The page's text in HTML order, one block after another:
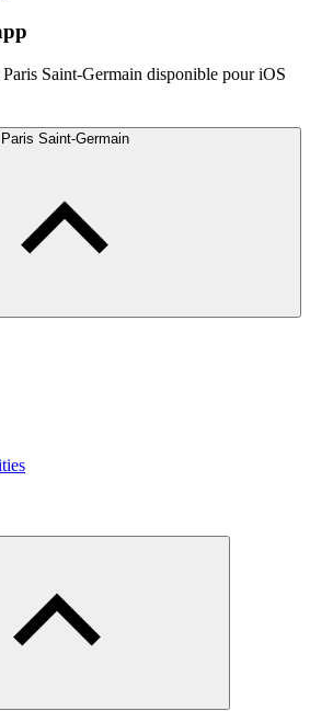
Saint-Germain disponible pour iOS
Paris Saint-Germain